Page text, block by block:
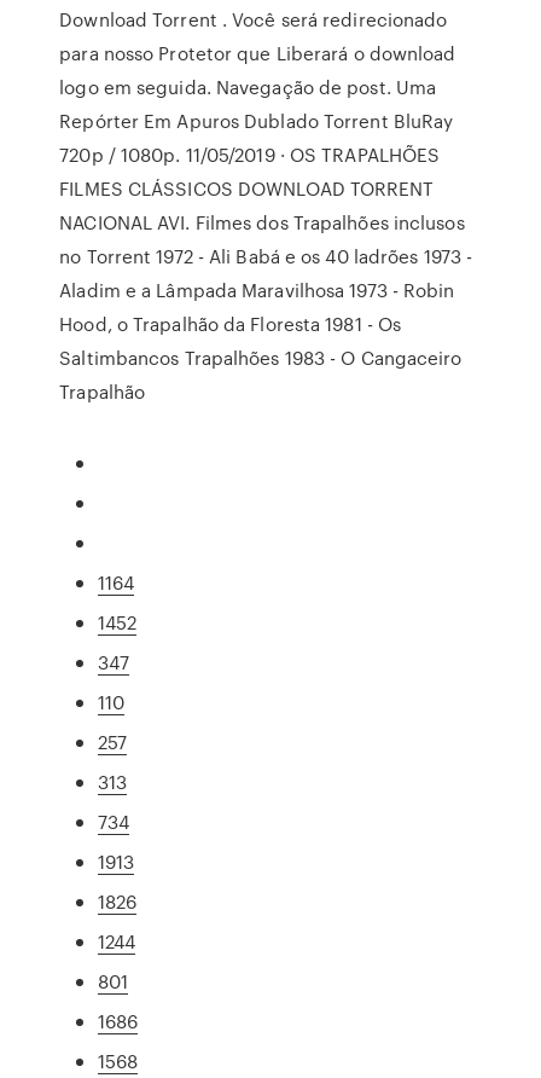
Download Torrent . Você será redirecionado
para nosso Protetor que Liberará o download
logo em seguida. Navegação de post. Uma
Repórter Em Apuros Dublado Torrent BluRay
720p / 1080p. 11/05/2019 · OS TRAPALHÕES
FILMES CLÁSSICOS DOWNLOAD TORRENT
NACIONAL AVI. Filmes dos Trapalhões inclusos
no Torrent 1972 - Ali Babá e os 40 ladrões 1973 -
Aladim e a Lâmpada Maravilhosa 1973 - Robin
Hood, o Trapalhão da Floresta 1981 - Os
Saltimbancos Trapalhões 1983 - O Cangaceiro
Trapalhão
1164
1452
347
110
257
313
734
1913
1826
1244
801
1686
1568